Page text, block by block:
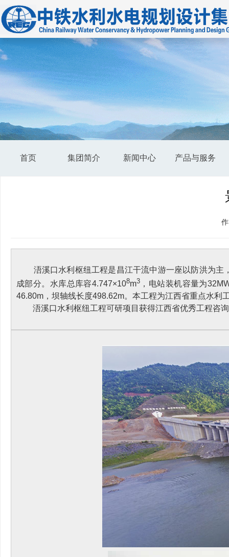
首页 集团简介 新闻中心 产品与服务
浯溪口水利枢纽工程是昌江干流中游一座以防洪为主，
成部分。水库总库容4.747×108m3，电站装机容量为
46.80m，坝轴线长度498.62m。本工程为江西省重点水利
浯溪口水利枢纽工程可研项目获得江西省优秀工程咨询